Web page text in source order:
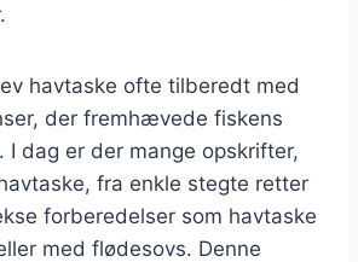
havtaske ofte tilberedt med
der fremhævede fiskens
I dag er der mange opskrifter,
fra enkle stegte retter
forberedelser som havtaske
med flødesovs. Denne